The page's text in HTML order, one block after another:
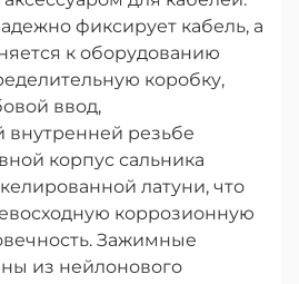
фиксирует кабель, а
к оборудованию
коробку,
ввод,
внутренней резьбе
корпус сальника
латуни, что
коррозионную
Зажимные
из нейлонового